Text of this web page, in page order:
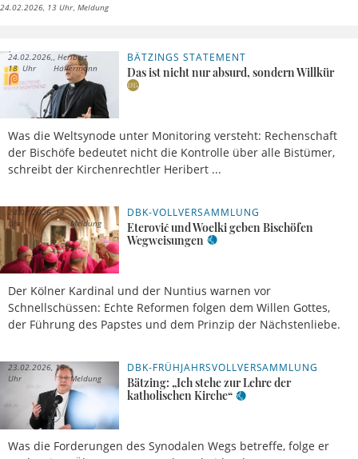
24.02.2026, 13 Uhr Meldung
BÄTZINGS STATEMENT
Das ist nicht nur absurd, sondern Willkür
Was die Weltsynode unter Monitoring versteht: Rechenschaft
der Bischöfe bedeutet nicht die Kontrolle über alle Bistümer,
schreibt der Kirchenrechtler Heribert ...
24.02.2026,
18 Uhr
Heribert
Hallermann
DBK-VOLLVERSAMMLUNG
Eterović und Woelki geben Bischöfen
Wegweisungen
Der Kölner Kardinal und der Nuntius warnen vor
Schnellschüssen: Echte Reformen folgen dem Willen Gottes,
der Führung des Papstes und dem Prinzip der Nächstenliebe.
24.02.2026, 12
Uhr
Meldung
DBK-FRÜHJAHRSVOLLVERSAMMLUNG
Bätzing: „Ich stehe zur Lehre der
katholischen Kirche“
Was die Forderungen des Synodalen Wegs betreffe, folge er
23.02.2026, 16
Uhr
Meldung